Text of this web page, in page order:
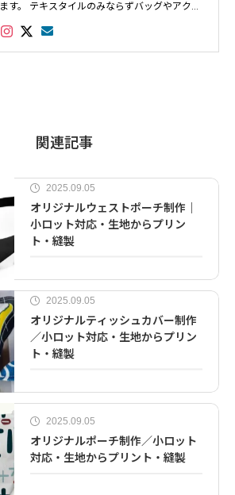
ます。 テキスタイルのみならずバッグやアクセ
サリー、インテリアなど幅広く対応し数多くの
関連記事
2025.09.05
オリジナルウェストポーチ制作｜
小ロット対応・生地からプリン
ト・縫製
2025.09.05
オリジナルティッシュカバー制作
／小ロット対応・生地からプリン
ト・縫製
2025.09.05
オリジナルポーチ制作／小ロット
対応・生地からプリント・縫製